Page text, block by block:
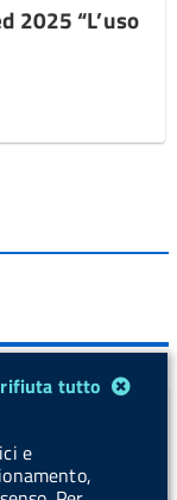
2025 “L’uso
2025 sull’uso dei
tutto
e